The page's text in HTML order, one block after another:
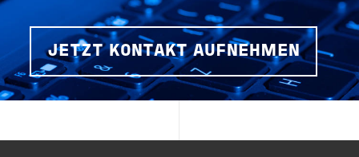
JETZT KONTAKT AUFNEHMEN